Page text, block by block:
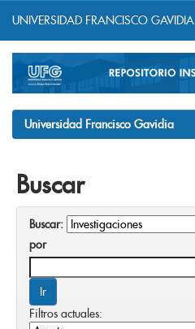
navigation
UNIVERSIDAD FRANCISCO GAVIDIA
Universidad Francisco Gavidia
Buscar
Buscar:
por
Filtros actuales: